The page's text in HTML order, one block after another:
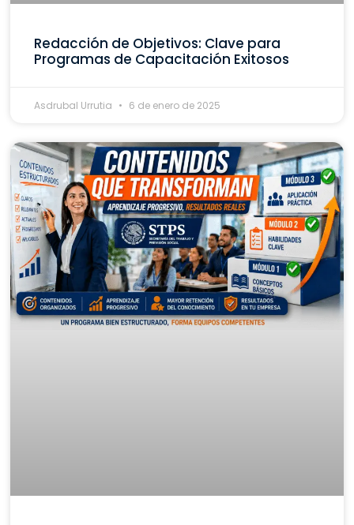
Redacción de Objetivos: Clave para
Programas de Capacitación Exitosos
Asdrubal Urrutia 6 de enero de 2025